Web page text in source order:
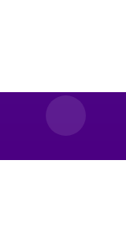
site. D'autres cookies
marketing.
les cookies
Gérer